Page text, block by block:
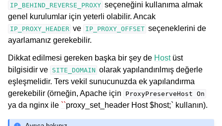
IP_BEHIND_REVERSE_PROXY seçeneğini kullanıma almak
genel kurulumlar için yeterli olabilir. Ancak
IP_PROXY_HEADER ve IP_PROXY_OFFSET seçeneklerini de
ayarlamanız gerekebilir.
Dikkat edilmesi gereken başka bir şey de Hostüst
bilgisidir ve SITE_DOMAIN olarak yapılandırılmış değerle
eşleşmelidir. Ters vekil sunucunuzda ek yapılandırma
gerekebilir (örneğin, Apache için
ProxyPreserveHost On
ya da nginx ile ``proxy_set_header Host $host;` kullanın).